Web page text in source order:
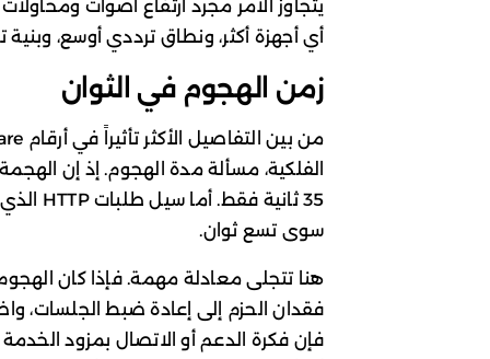
يتجاوز الأمر مجرد ارتفاع أصوات
أي أجهزة أكثر، ونطاق ترددي أوسع، وبنية
زمن الهجوم في الثوان
سوى تسع ثوان.
هنا تتجلى معادلة مهمة. فإذا كان
فقدان الحزم إلى إعادة ضبط الجلسات،
فإن فكرة الدعم أو الاتصال بمزود